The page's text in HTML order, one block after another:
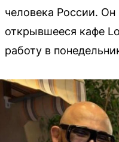
человека России.
открывшееся кафе
работу в